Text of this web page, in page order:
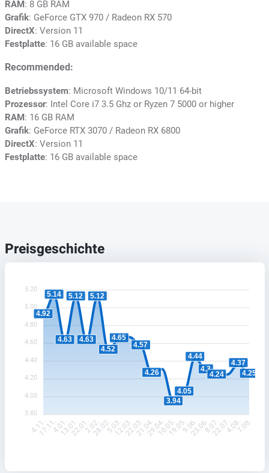
RAM : 8 GB RAM
Grafik: GeForce GTX 970 / Radeon RX 570
DirectX: Version 11
Festplatte: 16 GB available space
Recommended:
Betriebssystem: Microsoft Windows 10/11 64-bit
Prozessor: Intel Core i7 3.5 Ghz or Ryzen 7 5000 or higher
RAM : 16 GB RAM
Grafik: GeForce RTX 3070 / Radeon RX 6800
DirectX: Version 11
Festplatte: 16 GB available space
Preisgeschichte
5.20
5.00
4.80
4.60
4.40
4.20
4.00
3.80
4.92
5.14
4.63
5.12
4.63
5.12
4.52
4.65
4.57
4.26
3.94
4.05
4.44
4.3
4.24
4.37
4.25
4.11.
17.11.4.01.13.01.22.01.2.02.28.02.5.03.12.03.22.03.21.04.29.04.10.05.19.05.9.06.23.06.8.07.22.07.4.08.7.08.